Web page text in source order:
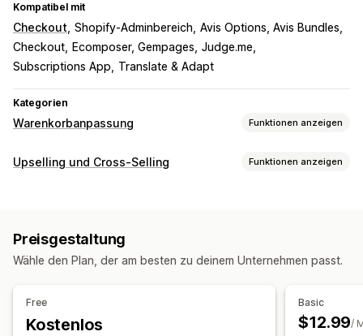
Kompatibel mit
Checkout Shopify-Adminbereich Avis Options, Avis Bundles
Checkout
Ecomposer, Gempages Judge.me
Subscriptions App
Translate & Adapt
Kategorien
Warenkorbanpassung Funktionen anzeigen
Warenkorbanzeige
Responsivität für Mobilgeräte
Fixierter Warenkorb Kontrollkästchen für AGBs
Upselling
Upselling und Cross-Selling Funktionen anzeigen
Ankündigungsleiste
Add-ons mit einem Klick Fixierter Warenkorb
Benutzerdefiniertes HTML
Mehrere Sprachen
Preisgestaltung
Wähle den Plan, der am besten zu deinem Unternehmen passt.
Free
Kostenlos
Basic
$12.99/